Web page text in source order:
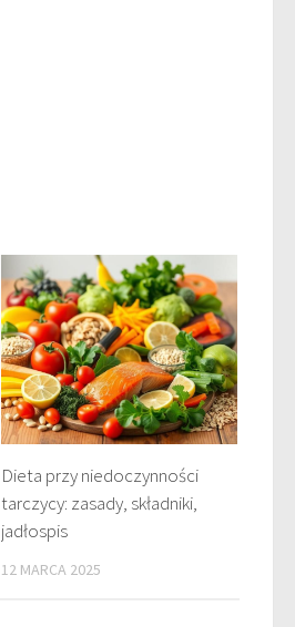
Dieta przy niedoczynności
tarczycy: zasady, składniki,
jadłospis
12 MARCA 2025